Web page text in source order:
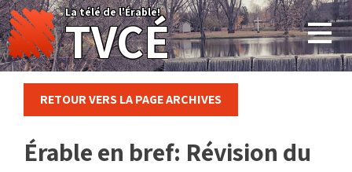
Skip
to
content
La télé de l'Érable!
TVCÉ
RETOUR VERS LA PAGE ARCHIVES
Érable en bref: Révision du